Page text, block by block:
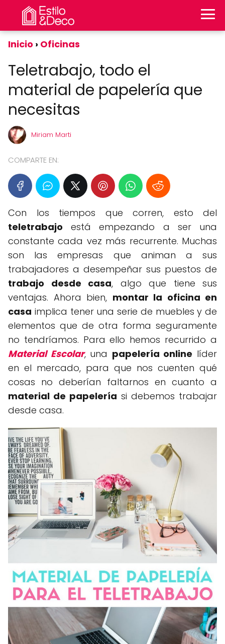
Inicio Oficinas
Teletrabajo, todo el
material de papelería que
necesitas
Miriam Marti
COMPARTE EN:
Con los tiempos que corren, esto del
teletrabajo está empezando a ser una
constante cada vez más recurrente. Muchas
son las empresas que animan a sus
trabajadores a desempeñar sus puestos de
trabajo desde casa, algo que tiene sus
ventajas. Ahora bien, montar la oficina en
casa implica tener una serie de muebles y de
elementos que de otra forma seguramente
no tendríamos. Para ello hemos recurrido a
Material Escolar, una papelería online líder
en el mercado, para que nos cuenten qué
cosas no deberían faltarnos en cuanto a
material de papelería si debemos trabajar
desde casa.